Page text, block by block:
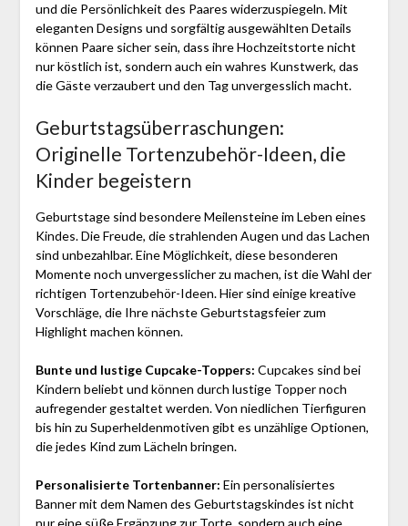
und die Persönlichkeit des Paares widerzuspiegeln. Mit
eleganten Designs und sorgfältig ausgewählten Details
können Paare sicher sein, dass ihre Hochzeitstorte nicht
nur köstlich ist, sondern auch ein wahres Kunstwerk, das
die Gäste verzaubert und den Tag unvergesslich macht.
Geburtstagsüberraschungen:
Originelle Tortenzubehör-Ideen, die
Kinder begeistern
Geburtstage sind besondere Meilensteine im Leben eines
Kindes. Die Freude, die strahlenden Augen und das Lachen
sind unbezahlbar. Eine Möglichkeit, diese besonderen
Momente noch unvergesslicher zu machen, ist die Wahl der
richtigen Tortenzubehör-Ideen. Hier sind einige kreative
Vorschläge, die Ihre nächste Geburtstagsfeier zum
Highlight machen können.
Bunte und lustige Cupcake-Toppers: Cupcakes sind bei
Kindern beliebt und können durch lustige Topper noch
aufregender gestaltet werden. Von niedlichen Tierfiguren
bis hin zu Superheldenmotiven gibt es unzählige Optionen,
die jedes Kind zum Lächeln bringen.
Personalisierte Tortenbanner: Ein personalisiertes
Banner mit dem Namen des Geburtstagskindes ist nicht